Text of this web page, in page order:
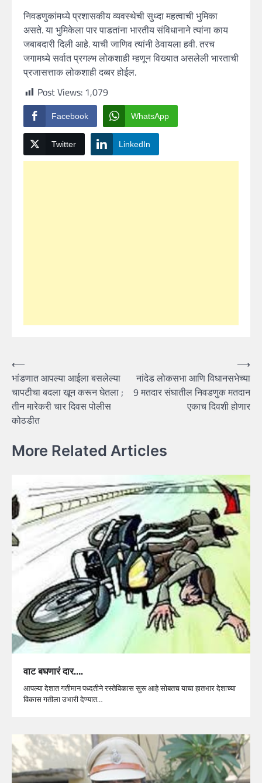
निवडणुकांमध्ये प्रशासकीय व्यवस्थेची सुध्दा महत्वाची भुमिका
असते. या भुमिकेला पार पाडतांना भारतीय संविधानाने त्यांना काय
जबाबदारी दिली आहे. याची जाणिव त्यांनी ठेवायला हवी. तरच
जगामध्ये सर्वात प्रगल्भ लोकशाही म्हणून विख्यात असलेली भारताची
प्रजासत्ताक लोकशाही दब्बर होईल.
Post Views: 1,079
Facebook WhatsApp
Twitter LinkedIn
Post
navigation
⟵
भांडणात आपल्या आईला बसलेल्या
चापटीचा बदला खून करून घेतला ;
तीन मारेकरी चार दिवस पोलीस
कोठडीत
नांदेड लोकसभा आणि विधानसभेच्या
9 मतदार संघातील निवडणुक मतदान
एकाच दिवशी होणार
⟶
More Related Articles
वाट बघणारं दार….
आपल्या देशात गतीमान पध्दतीने रस्तेविकास सुरू आहे सोबतच याचा हातभार देशाच्या
विकास गतीला उभारी देण्यात…